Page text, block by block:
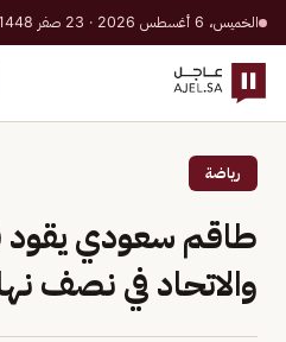
الخميس، 6 أغسطس 2026 · 23 صفر 1448 هـ
رياضة
طاقم سعودي يقود
والاتحاد في نصف